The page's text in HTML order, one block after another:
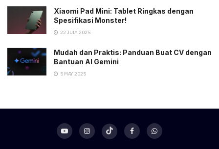
Xiaomi Pad Mini: Tablet Ringkas dengan
Spesifikasi Monster!
22 JULY 2025
Mudah dan Praktis: Panduan Buat CV dengan
Bantuan AI Gemini
5 MAY 2025